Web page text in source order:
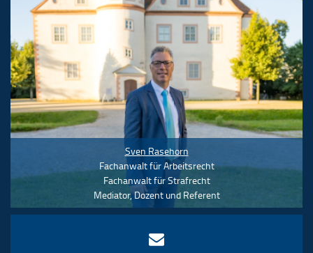
Sven Rasehorn
Fachanwalt für Arbeitsrecht
Fachanwalt für Strafrecht
Mediator, Dozent und Referent